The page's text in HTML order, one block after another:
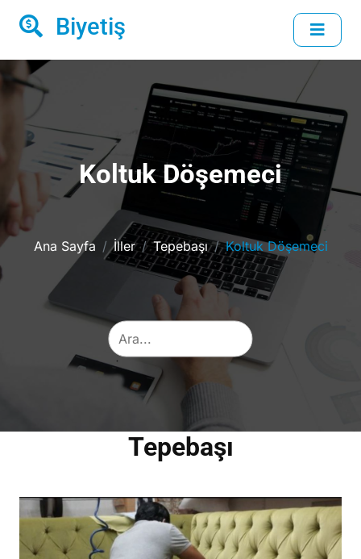
Biyetiş
Koltuk Döşemeci
Ana Sayfa İller Tepebaşı Koltuk Döşemeci
Tepebaşı